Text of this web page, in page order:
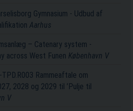
Gymnasium - Udbud af
Aarhus
– Catenary system -
across West Funen København V
Rammeaftale om
2028 og 2029 til ’Pulje til
V